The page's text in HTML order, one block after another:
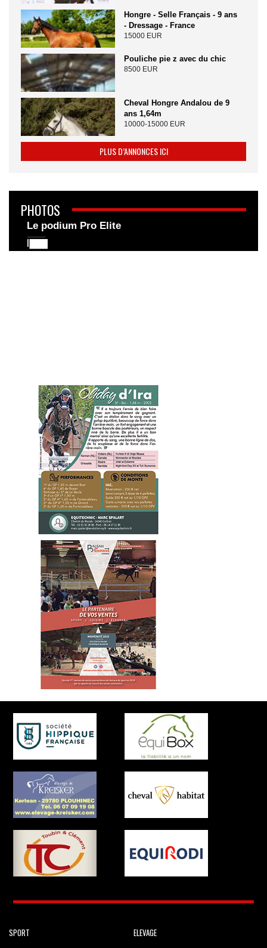
Hongre - Selle Français - 9 ans
- Dressage - France
15000 EUR
Pouliche pie z avec du chic
8500 EUR
Cheval Hongre Andalou de 9
ans 1,64m
10000-15000 EUR
PLUS D’ANNONCES ICI
PHOTOS
Le podium Pro Elite
SPORT
ELEVAGE